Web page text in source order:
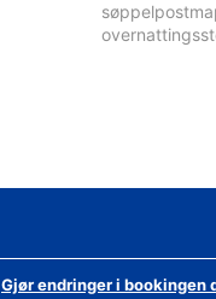
Gjør endringer i bookingen